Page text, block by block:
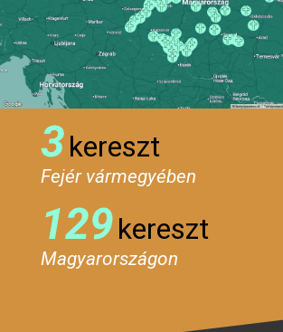
3kereszt
Fejér vármegyében
129kereszt
Magyarországon